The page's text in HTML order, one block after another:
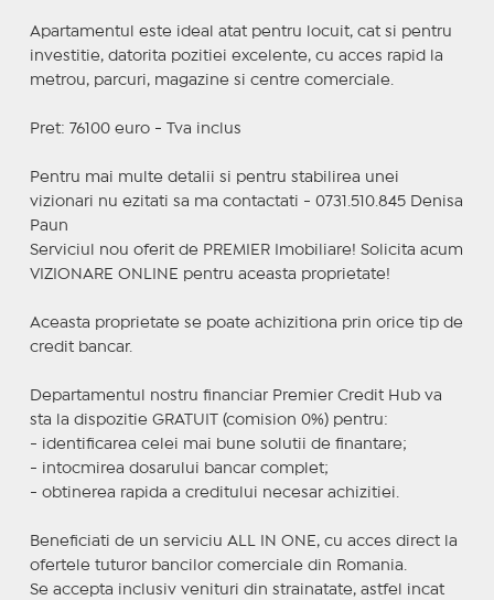
Apartamentul este ideal atat pentru locuit, cat si pentru
investitie, datorita pozitiei excelente, cu acces rapid la
metrou, parcuri, magazine si centre comerciale.
Pret: 76100 euro - Tva inclus
Pentru mai multe detalii si pentru stabilirea unei
vizionari nu ezitati sa ma contactati - 0731.510.845 Denisa
Paun
Serviciul nou oferit de PREMIER Imobiliare! Solicita acum
VIZIONARE ONLINE pentru aceasta proprietate!
Aceasta proprietate se poate achizitiona prin orice tip de
credit bancar.
Departamentul nostru financiar Premier Credit Hub va
sta la dispozitie GRATUIT (comision 0%) pentru:
- identificarea celei mai bune solutii de finantare;
- intocmirea dosarului bancar complet;
- obtinerea rapida a creditului necesar achizitiei.
Beneficiati de un serviciu ALL IN ONE, cu acces direct la
ofertele tuturor bancilor comerciale din Romania.
Se accepta inclusiv venituri din strainatate, astfel incat